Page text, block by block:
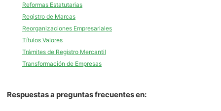
Reformas Estatutarias
Registro de Marcas
Reorganizaciones Empresariales
Títulos Valores
Trámites de Registro Mercantil
Transformación de Empresas
Respuestas a preguntas frecuentes en: